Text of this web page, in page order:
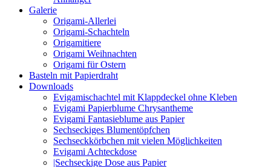
Galerie
Origami-Allerlei
Origami-Schachteln
Origamitiere
Origami Weihnachten
Origami für Ostern
Basteln mit Papierdraht
Downloads
Evigamischachtel mit Klappdeckel ohne Kleben
Evigami Papierblume Chrysantheme
Evigami Fantasieblume aus Papier
Sechseckiges Blumentöpfchen
Sechseckkörbchen mit vielen Möglichkeiten
Evigami Achteckdose
|Sechseckige Dose aus Papier